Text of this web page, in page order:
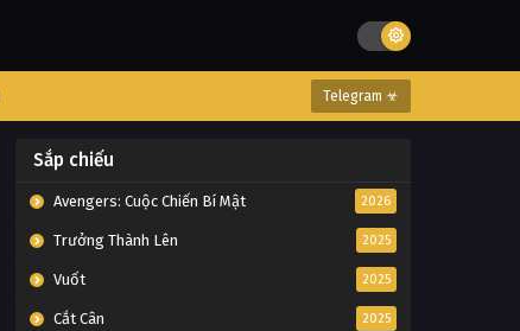
Telegram ☣
Sắp chiếu
Avengers: Cuộc Chiến Bí Mật 2026
Trưởng Thành Lên 2025
Vuốt 2025
Cắt Cân 2025